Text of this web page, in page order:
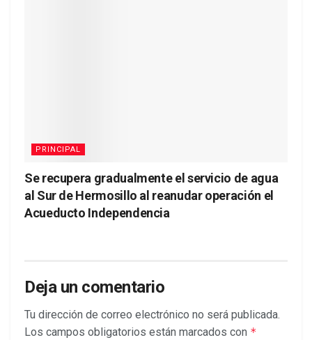
PRINCIPAL
Se recupera gradualmente el servicio de agua
al Sur de Hermosillo al reanudar operación el
Acueducto Independencia
Deja un comentario
Tu dirección de correo electrónico no será publicada.
Los campos obligatorios están marcados con *